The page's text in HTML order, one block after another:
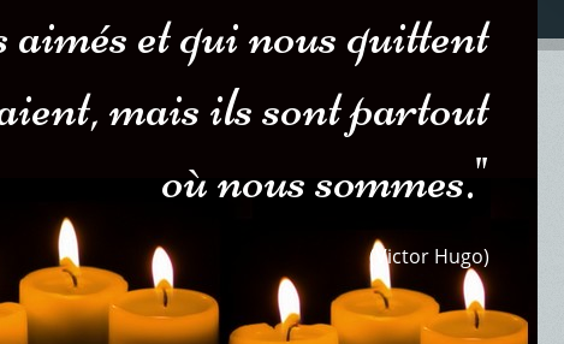
aimés et qui nous quittent
mais ils sont partout
où nous sommes."
(Victor Hugo)